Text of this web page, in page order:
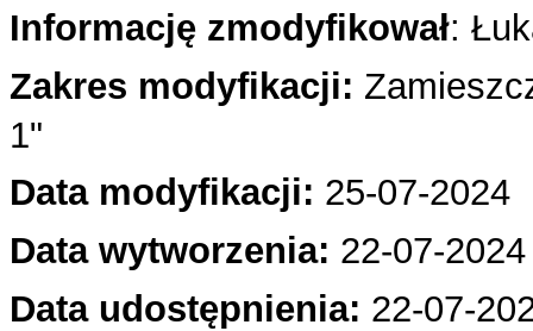
Informację zmodyfikował:
Zakres modyfikacji:
1"
Data modyfikacji: 25-07-2024
Data wytworzenia: 22-07-2024
Data udostępnienia: 22-07-